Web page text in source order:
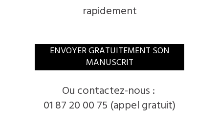
rapidement
​ENVOYER GRATUITEMENT SON
MANUSCRIT
​Ou contactez-nous :
01 87 20 00 75 (appel gratuit)